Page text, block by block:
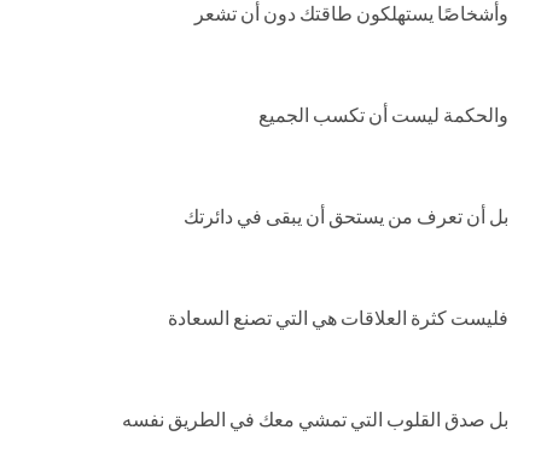
وأشخاصًا يستهلكون طاقتك دون أن تشعر
والحكمة ليست أن تكسب الجميع
بل أن تعرف من يستحق أن يبقى في دائرتك
فليست كثرة العلاقات هي التي تصنع السعادة
بل صدق القلوب التي تمشي معك في الطريق نفسه